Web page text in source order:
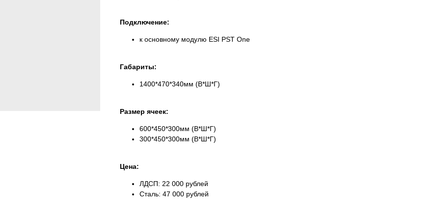
Подключение:
к основному модулю ESI PST One
Габариты:
1400*470*340мм (В*Ш*Г)
Размер ячеек:
600*450*300мм (В*Ш*Г)
300*450*300мм (В*Ш*Г)
Цена:
ЛДСП: 22 000 рублей
Сталь: 47 000 рублей